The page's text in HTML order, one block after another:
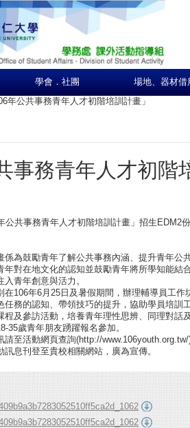
學會．社團 場地、器材借
年公共事務青年人才初階培訓計畫」
事務青年人才初階
公共事務青年人才初階培訓計畫」招生EDM2
係為鼓勵青年了解公共事務內涵、提升青年公
年對在地文化的認知並鼓勵青年將所學知能結
入青年創意與活力。
在106年6月25日及暑假期間，辦理輔導員工
任務的認知、帶領技巧的提升，協助學員培訓
程及參訪活動，培養青年理性思辨、同理對話
35歲青年朋友踴躍報名參加。
請至活動網頁查詢(http://
訊息刊登至貴校相關網站，廣為宣傳。